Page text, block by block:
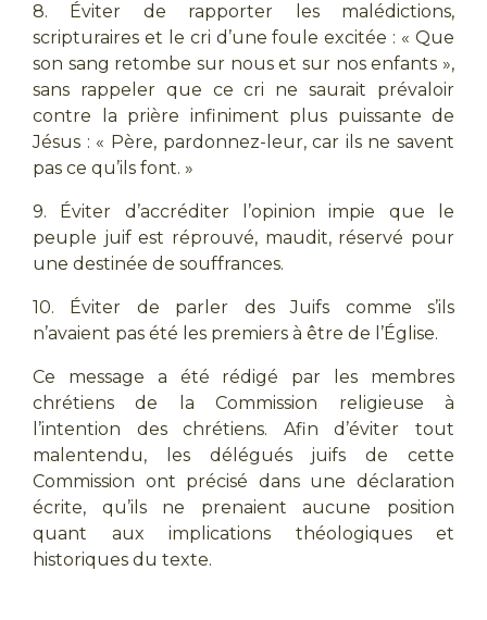
8. Éviter de rapporter les malédictions,
scripturaires et le cri d’une foule excitée : « Que
son sang retombe sur nous et sur nos enfants »,
sans rappeler que ce cri ne saurait prévaloir
contre la prière infiniment plus puissante de
Jésus : « Père, pardonnez-leur, car ils ne savent
pas ce qu’ils font. »
9. Éviter d’accréditer l’opinion impie que le
peuple juif est réprouvé, maudit, réservé pour
une destinée de souffrances.
10. Éviter de parler des Juifs comme s’ils
n’avaient pas été les premiers à être de l’Église.
Ce message a été rédigé par les membres
chrétiens de la Commission religieuse à
l’intention des chrétiens. Afin d’éviter tout
malentendu, les délégués juifs de cette
Commission ont précisé dans une déclaration
écrite, qu’ils ne prenaient aucune position
quant aux implications théologiques et
historiques du texte.